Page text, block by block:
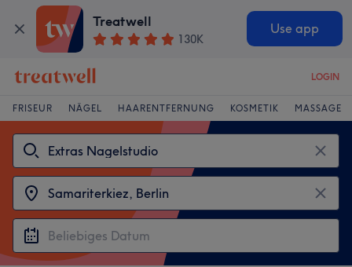
Treatwell
130K
Use app
LOGIN
FRISEUR NÄGEL HAARENTFERNUNG KOSMETIK MASSAGE